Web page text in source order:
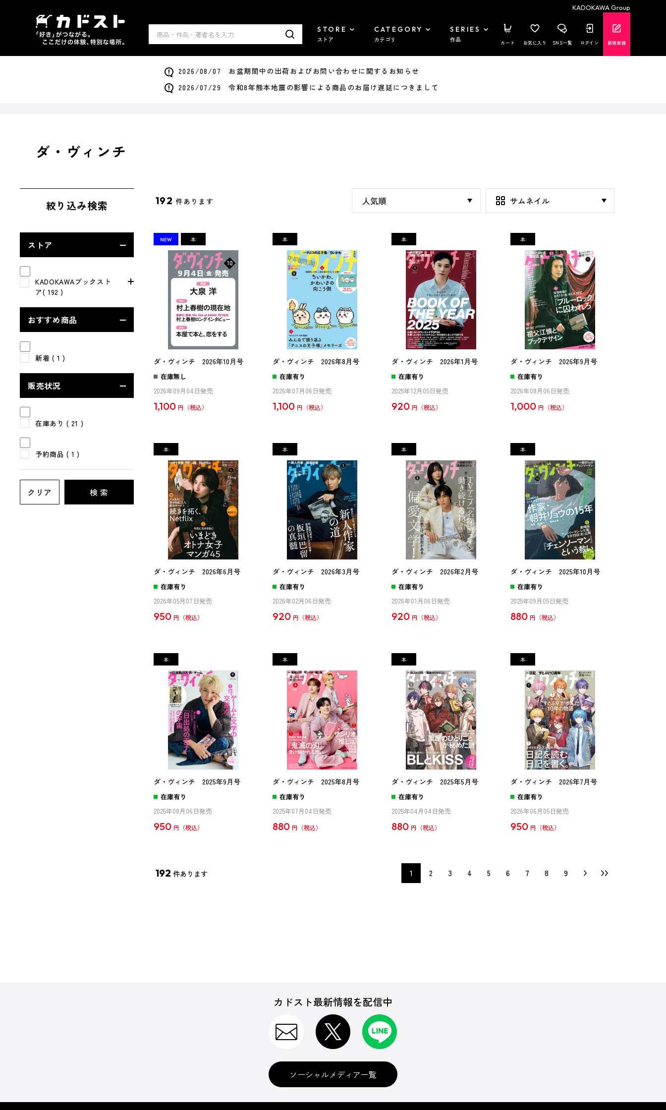
KADOKAWA Group
STORE
ストア
CATEGORY
カテゴリ
SERIES
作品 カート お気に入り SNS一覧 ログイン 新規登録
2026/08/07 お盆期間中の出荷およびお問い合わせに関するお知らせ
2026/07/29 令和8年熊本地震の影響による商品のお届け遅延につきまして
ダ・ヴィンチ
絞り込み検索
ストア
KADOKAWAブックスト
ア( 192 )
おすすめ商品
新着 ( 1 )
販売状況
在庫あり ( 21 )
予約商品 ( 1 )
クリア 検 索
192 件あります
ダ・ヴィンチ 2026年10月号
在庫無し
2026年09月04日発売
1,100 円
ダ・ヴィンチ 2026年8月号
在庫有り
2026年07月06日発売
1,100 円
ダ・ヴィンチ 2026年1月号
在庫有り
2025年12月05日発売
920 円
ダ・ヴィンチ 2026年9月号
在庫有り
2026年08月06日発売
1,000 円
ダ・ヴィンチ 2026年6月号
在庫有り
2026年05月07日発売
950 円
ダ・ヴィンチ 2026年3月号
在庫有り
2026年02月06日発売
920 円
ダ・ヴィンチ 2026年2月号
在庫有り
2026年01月06日発売
920 円
ダ・ヴィンチ 2025年10月号
在庫有り
2025年09月05日発売
880 円
ダ・ヴィンチ 2025年9月号
在庫有り
2025年08月06日発売
950 円
ダ・ヴィンチ 2025年8月号
在庫有り
2025年07月04日発売
880 円
ダ・ヴィンチ 2025年5月号
在庫有り
2025年04月04日発売
880 円
ダ・ヴィンチ 2026年7月号
在庫有り
2026年06月05日発売
950 円
192 件あります 1 2 3 4 5 6 7 8 9
カドスト最新情報を配信中
ソーシャルメディア一覧